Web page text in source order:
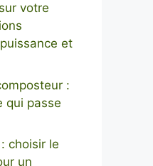
votre
et
:
qui passe
choisir le
un